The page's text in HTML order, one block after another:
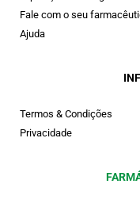
Fale com o seu
Ajuda
Termos & Condições
Privacidade